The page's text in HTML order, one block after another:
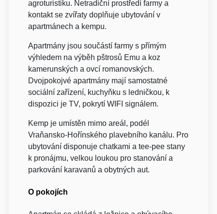
agroturistiku. Netradiční prostředí farmy a
kontakt se zvířaty doplňuje ubytování v
apartmánech a kempu.
Apartmány jsou součástí farmy s přímým
výhledem na výběh pštrosů Emu a koz
kamerunských a ovcí romanovských.
Dvojpokojvé apartmány mají samostatné
sociální zařízení, kuchyňku s ledničkou, k
dispozici je TV, pokrytí WIFI signálem.
Kemp je umístěn mimo areál, podél
Vraňansko-Hořínského plavebního kanálu. Pro
ubytování disponuje chatkami a tee-pee stany
k pronájmu, velkou loukou pro stanování a
parkování karavanů a obytných aut.
O pokojích